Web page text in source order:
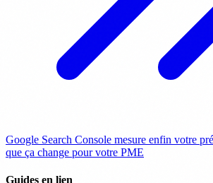
Google Search Console mesure enfin votre
que ça change pour votre PME
Guides en lien